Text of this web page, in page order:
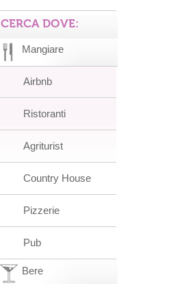
CERCA DOVE:
Mangiare
Airbnb
Ristoranti
Agriturist
Country House
Pizzerie
Pub
Bere